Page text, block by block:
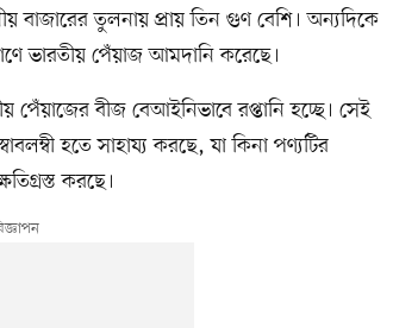
বাজারের তুলনায় প্রায় তিন গুণ বেশি। অন্যদিকে
ভারতীয় পেঁয়াজ আমদানি করেছে।
পেঁয়াজের বীজ বেআইনিভাবে রপ্তানি হচ্ছে। সেই
হতে সাহায্য করছে, যা কিনা পণ্যটির
করছে।